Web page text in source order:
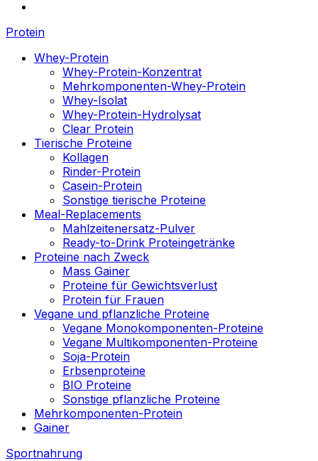
Protein
Whey-Protein
Whey-Protein-Konzentrat
Mehrkomponenten-Whey-Protein
Whey-Isolat
Whey-Protein-Hydrolysat
Clear Protein
Tierische Proteine
Kollagen
Rinder-Protein
Casein-Protein
Sonstige tierische Proteine
Meal-Replacements
Mahlzeitenersatz-Pulver
Ready-to-Drink Proteingetränke
Proteine nach Zweck
Mass Gainer
Proteine für Gewichtsverlust
Protein für Frauen
Vegane und pflanzliche Proteine
Vegane Monokomponenten-Proteine
Vegane Multikomponenten-Proteine
Soja-Protein
Erbsenproteine
BIO Proteine
Sonstige pflanzliche Proteine
Mehrkomponenten-Protein
Gainer
Sportnahrung